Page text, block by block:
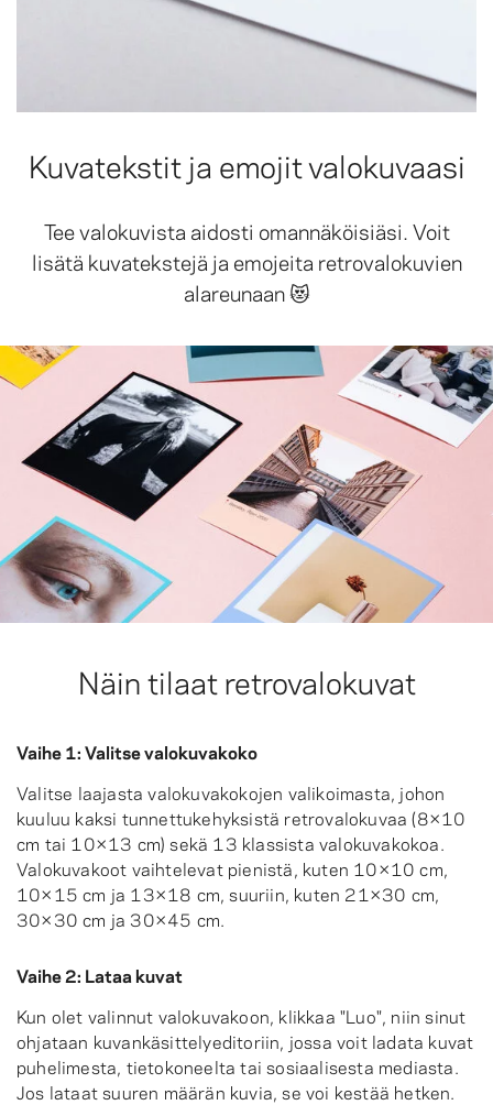
Kuvatekstit ja emojit valokuvaasi
Tee valokuvista aidosti omannäköisiäsi. Voit
lisätä kuvatekstejä ja emojeita retrovalokuvien
alareunaan 😻
Näin tilaat retrovalokuvat
Vaihe 1: Valitse valokuvakoko
Valitse laajasta valokuvakokojen valikoimasta, johon
kuuluu kaksi tunnettukehyksistä retrovalokuvaa (8×10
cm tai 10×13 cm) sekä 13 klassista valokuvakokoa.
Valokuvakoot vaihtelevat pienistä, kuten 10×10 cm,
10×15 cm ja 13×18 cm, suuriin, kuten 21×30 cm,
30×30 cm ja 30×45 cm.
Vaihe 2: Lataa kuvat
Kun olet valinnut valokuvakoon, klikkaa "Luo", niin sinut
ohjataan kuvankäsittelyeditoriin, jossa voit ladata kuvat
puhelimesta, tietokoneelta tai sosiaalisesta mediasta.
Jos lataat suuren määrän kuvia, se voi kestää hetken.